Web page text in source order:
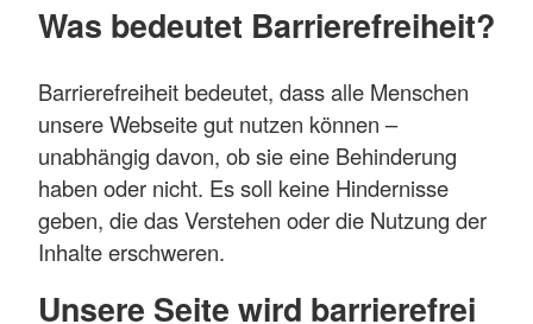
Was bedeutet Barrierefreiheit?
Barrierefreiheit bedeutet, dass alle Menschen
unsere Webseite gut nutzen können –
unabhängig davon, ob sie eine Behinderung
haben oder nicht. Es soll keine Hindernisse
geben, die das Verstehen oder die Nutzung der
Inhalte erschweren.
Unsere Seite wird barrierefrei